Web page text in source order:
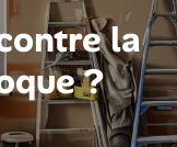
la
?